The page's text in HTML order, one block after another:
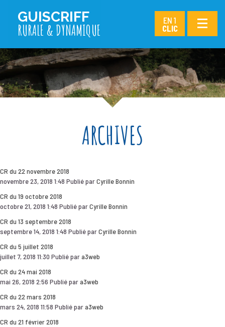
GUISCRIFF
RURALE & DYNAMIQUE
EN 1
CLIC
T T T
ARCHIVES
CR du 22 novembre 2018
novembre 23, 2018 1:48 Publié parCyrille Bonnin
CR du 19 octobre 2018
octobre 21, 2018 1:48 Publié parCyrille Bonnin
CR du 13 septembre 2018
septembre 14, 2018 1:48 Publié parCyrille Bonnin
CR du 5 juillet 2018
juillet 7, 2018 11:30 Publié para3web
CR du 24 mai 2018
mai 26, 2018 2:56 Publié para3web
CR du 22 mars 2018
mars 24, 2018 11:58 Publié para3web
CR du 21 février 2018